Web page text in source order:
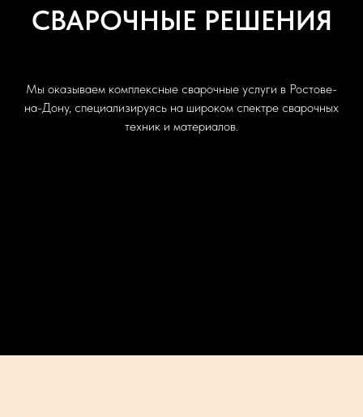
СВАРОЧНЫЕ РЕШЕНИЯ
Мы оказываем комплексные сварочные услуги в Ростове-
на-Дону, специализируясь на широком спектре сварочных
техник и материалов.